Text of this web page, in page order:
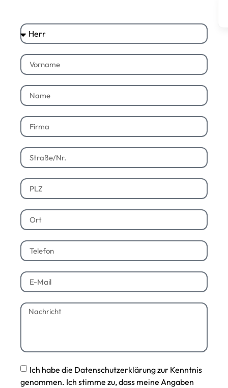
Ich habe die Datenschutzerklärung zur Kenntnis
genommen. Ich stimme zu, dass meine Angaben